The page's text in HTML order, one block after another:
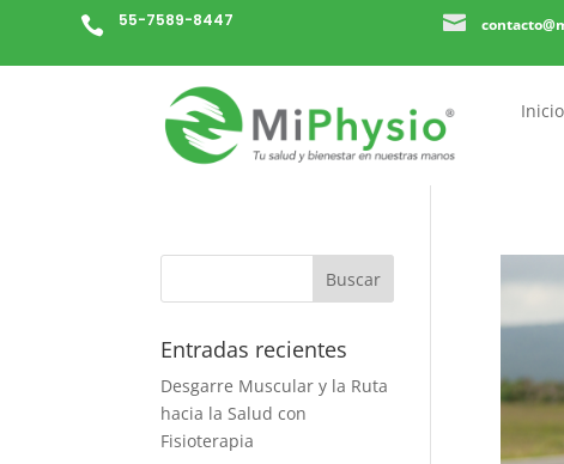
 55-7589-8447 
Inicio
Entradas recientes
Desgarre Muscular y la Ruta
hacia la Salud con
Fisioterapia